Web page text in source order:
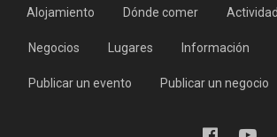
Alojamiento Dónde comer
Negocios Lugares Información
Publicar un evento Publicar un negocio